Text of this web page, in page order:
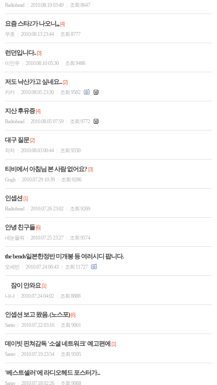
Radiohead
2010.08.19 03:49 조회 8647
요즘 스타2가 나오니,,,[4]
우호
2010.08.13 23:44 조회 8777
런던입니다..[3]
이인우
2010.08.10 05:30 조회 9486
저도 낙산가고 싶네요...[2]
카카
2010.08.05 23:30 조회 9582
지산 후유증[4]
Radiohead
2010.08.05 07:59 조회 9772
대구 질문[2]
차차
2010.08.03 00:44 조회 9330
티비에서 아침님 본 사람 없어요?[3]
Gogh
2010.07.29 10:39 조회 9286
인셉션[1]
Radiohead
2010.07.26 23:02 조회 9269
안녕 친구들[6]
네눈을줘
2010.07.25 23:27 조회 9574
the bends일본한정반 미개봉 등 여러시디 팝니다.
오세빈 2010.07.24 06:43 조회 11727
잠이 안와요[1]
나나
2010.07.24 04:02 조회 8888
인셉션 보고 왔음. (노스포)[6]
Sartre
2010.07.22 03:16 조회 9061
데이빗 핀쳐감독 '소셜 네트워크' 예고편에 [1]
Sartre
2010.07.19 23:54 조회 9595
'베스트셀러'에 라디오헤드 포스터가...
Sartre 2010.07.18 02:26 조회 9068